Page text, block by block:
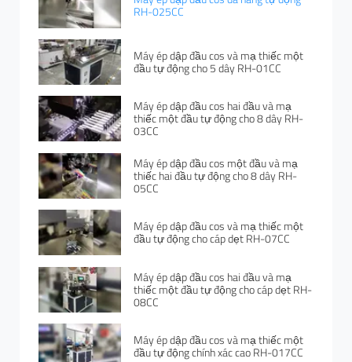
RH-025CC
Máy ép dập đầu cos và mạ thiếc một
đầu tự động cho 5 dây RH-01CC
Máy ép dập đầu cos hai đầu và mạ
thiếc một đầu tự động cho 8 dây RH-
03CC
Máy ép dập đầu cos một đầu và mạ
thiếc hai đầu tự động cho 8 dây RH-
05CC
Máy ép dập đầu cos và mạ thiếc một
đầu tự động cho cáp dẹt RH-07CC
Máy ép dập đầu cos hai đầu và mạ
thiếc một đầu tự động cho cáp dẹt RH-
08CC
Máy ép dập đầu cos và mạ thiếc một
đầu tự động chính xác cao RH-017CC